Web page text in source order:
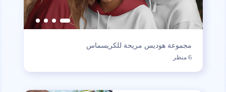
مجموعة هوديس مريحة للكريسماس
6 منظر